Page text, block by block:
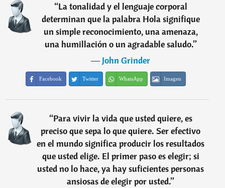
“La tonalidad y el lenguaje corporal
determinan que la palabra Hola signifique
un simple reconocimiento, una amenaza,
una humillación o un agradable saludo.”
―John Grinder
Facebook Twitter WhatsApp Imagen
“Para vivir la vida que usted quiere, es
preciso que sepa lo que quiere. Ser efectivo
en el mundo significa producir los resultados
que usted elige. El primer paso es elegir; si
usted no lo hace, ya hay suficientes personas
ansiosas de elegir por usted.”